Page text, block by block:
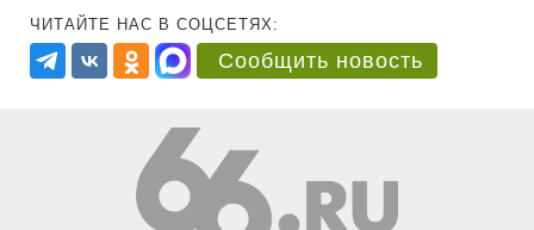
ЧИТАЙТЕ НАС В СОЦСЕТЯХ:
Сообщить новость